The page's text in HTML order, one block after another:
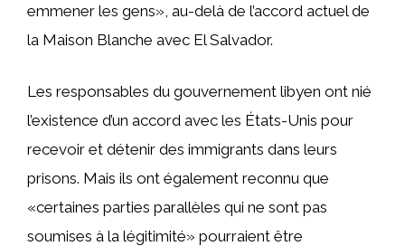
emmener les gens», au-delà de l’accord actuel de
la Maison Blanche avec El Salvador.
Les responsables du gouvernement libyen ont nié
l’existence d’un accord avec les États-Unis pour
recevoir et détenir des immigrants dans leurs
prisons. Mais ils ont également reconnu que
«certaines parties parallèles qui ne sont pas
soumises à la légitimité» pourraient être